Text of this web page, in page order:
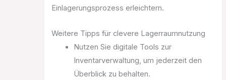
Einlagerungsprozess erleichtern.
Weitere Tipps für clevere Lagerraumnutzung
Nutzen Sie digitale Tools zur
Inventarverwaltung, um jederzeit den
Überblick zu behalten.